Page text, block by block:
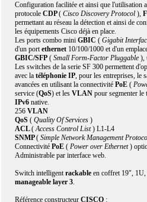
Configuration facilitée et ainsi que l'utilisation
protocoleCDP(Cisco Discovery Protocol ),
permettant au réseau la détection et ainsi de
les équipements Cisco déjà en place.
Les ports combo miniGBIC(Gigabit
d'un portethernet 10/100/1000 et d'un
GBIC/SFP (Small Form-Factor Pluggable ),
Les switches de la serie SF 300 permettent
avec latéléphonie IP, pour les entreprises, le
avancées en utilisant la connectivitéPoE(
service (QoS) et lesVLANpour segmenter le
IPv6native.
256VLAN
QoS(Quality Of Services )
ACL(Access Control List) L1-L4
SNMP(Simple Network Management
ConnectivitéPoE( Power over Ethernet)
Administrable par interface web.
Switch intelligentrackableen coffret 19",
manageable layer 3.
Référence constructeurCISCO :